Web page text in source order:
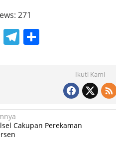
271
T
m
S
Ikuti Kami
Cakupan Perekaman